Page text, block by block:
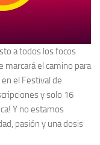
a todos los focos
marcará el camino para
en el Festival de
y solo 16
Y no estamos
pasión y una dosis